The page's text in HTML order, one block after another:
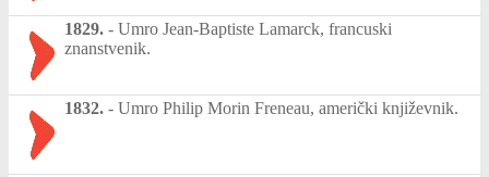
1829. - Umro Jean-Baptiste Lamarck, francuski
znanstvenik.
1832. - Umro Philip Morin Freneau, američki književnik.